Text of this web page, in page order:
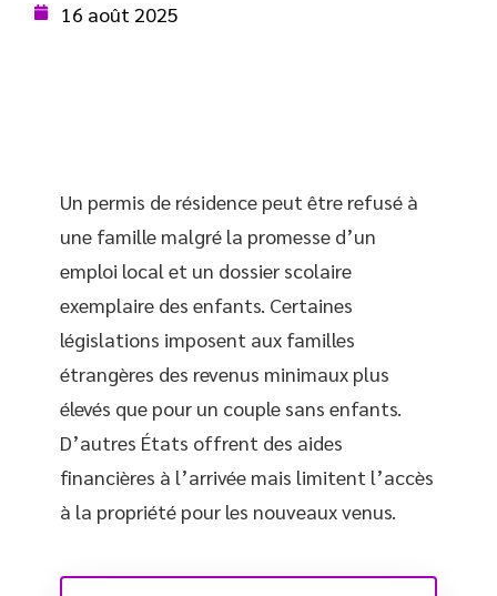
16 août 2025
Un permis de résidence peut être refusé à
une famille malgré la promesse d’un
emploi local et un dossier scolaire
exemplaire des enfants. Certaines
législations imposent aux familles
étrangères des revenus minimaux plus
élevés que pour un couple sans enfants.
D’autres États offrent des aides
financières à l’arrivée mais limitent l’accès
à la propriété pour les nouveaux venus.